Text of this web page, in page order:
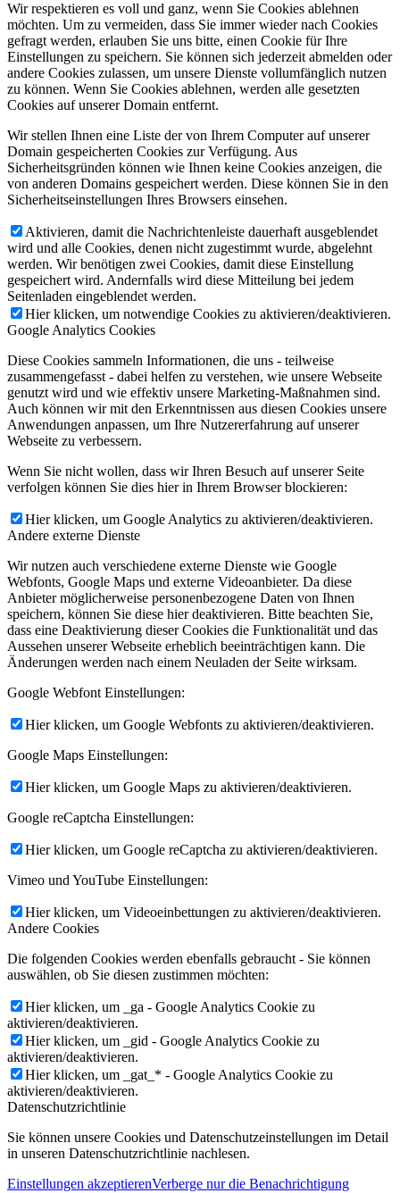
Wir respektieren es voll und ganz, wenn Sie Cookies ablehnen
möchten. Um zu vermeiden, dass Sie immer wieder nach Cookies
gefragt werden, erlauben Sie uns bitte, einen Cookie für Ihre
Einstellungen zu speichern. Sie können sich jederzeit abmelden oder
andere Cookies zulassen, um unsere Dienste vollumfänglich nutzen
zu können. Wenn Sie Cookies ablehnen, werden alle gesetzten
Cookies auf unserer Domain entfernt.
Wir stellen Ihnen eine Liste der von Ihrem Computer auf unserer
Domain gespeicherten Cookies zur Verfügung. Aus
Sicherheitsgründen können wie Ihnen keine Cookies anzeigen, die
von anderen Domains gespeichert werden. Diese können Sie in den
Sicherheitseinstellungen Ihres Browsers einsehen.
Aktivieren, damit die Nachrichtenleiste dauerhaft ausgeblendet
wird und alle Cookies, denen nicht zugestimmt wurde, abgelehnt
werden. Wir benötigen zwei Cookies, damit diese Einstellung
gespeichert wird. Andernfalls wird diese Mitteilung bei jedem
Seitenladen eingeblendet werden.
Hier klicken, um notwendige Cookies zu aktivieren/deaktivieren.
Google Analytics Cookies
Diese Cookies sammeln Informationen, die uns - teilweise
zusammengefasst - dabei helfen zu verstehen, wie unsere Webseite
genutzt wird und wie effektiv unsere Marketing-Maßnahmen sind.
Auch können wir mit den Erkenntnissen aus diesen Cookies unsere
Anwendungen anpassen, um Ihre Nutzererfahrung auf unserer
Webseite zu verbessern.
Wenn Sie nicht wollen, dass wir Ihren Besuch auf unserer Seite
verfolgen können Sie dies hier in Ihrem Browser blockieren:
Hier klicken, um Google Analytics zu aktivieren/deaktivieren.
Andere externe Dienste
Wir nutzen auch verschiedene externe Dienste wie Google
Webfonts, Google Maps und externe Videoanbieter. Da diese
Anbieter möglicherweise personenbezogene Daten von Ihnen
speichern, können Sie diese hier deaktivieren. Bitte beachten Sie,
dass eine Deaktivierung dieser Cookies die Funktionalität und das
Aussehen unserer Webseite erheblich beeinträchtigen kann. Die
Änderungen werden nach einem Neuladen der Seite wirksam.
Google Webfont Einstellungen:
Hier klicken, um Google Webfonts zu aktivieren/deaktivieren.
Google Maps Einstellungen:
Hier klicken, um Google Maps zu aktivieren/deaktivieren.
Google reCaptcha Einstellungen:
Hier klicken, um Google reCaptcha zu aktivieren/deaktivieren.
Vimeo und YouTube Einstellungen:
Hier klicken, um Videoeinbettungen zu aktivieren/deaktivieren.
Andere Cookies
Die folgenden Cookies werden ebenfalls gebraucht - Sie können
auswählen, ob Sie diesen zustimmen möchten:
Hier klicken, um _ga - Google Analytics Cookie zu
aktivieren/deaktivieren.
Hier klicken, um _gid - Google Analytics Cookie zu
aktivieren/deaktivieren.
Hier klicken, um _gat_* - Google Analytics Cookie zu
aktivieren/deaktivieren.
Datenschutzrichtlinie
Sie können unsere Cookies und Datenschutzeinstellungen im Detail
in unseren Datenschutzrichtlinie nachlesen.
Einstellungen akzeptierenVerberge nur die Benachrichtigung